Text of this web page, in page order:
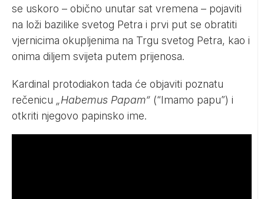
se uskoro – obično unutar sat vremena – pojaviti
na loži bazilike svetog Petra i prvi put se obratiti
vjernicima okupljenima na Trgu svetog Petra, kao i
onima diljem svijeta putem prijenosa.
Kardinal protodiakon tada će objaviti poznatu
rečenicu „Habemus Papam“ (“Imamo papu”) i
otkriti njegovo papinsko ime.